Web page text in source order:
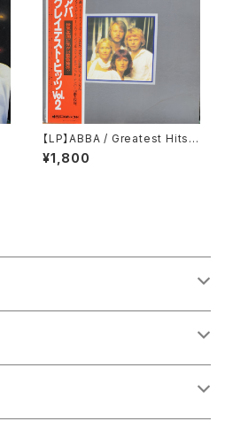
【LP】ABBA / Greatest Hits V
ol. 2
¥1,800